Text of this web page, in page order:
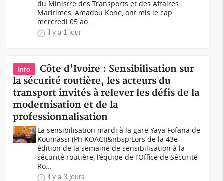
du Ministre des Transports et des Affaires
Maritimes, Amadou Koné, ont mis le cap
mercredi 05 ao...
il y a 1 jour
Info
Côte d'Ivoire : Sensibilisation sur
la sécurité routière, les acteurs du
transport invités à relever les défis de la
modernisation et de la
professionnalisation
La sensibilisation mardi à la gare Yaya Fofana de
Koumassi (Ph KOACI)&nbsp;Lors de la 43e
édition de la semaine de sensibilisation à la
sécurité routière, l’équipe de l’Office de Sécurité
Ro...
il y a 3 jours